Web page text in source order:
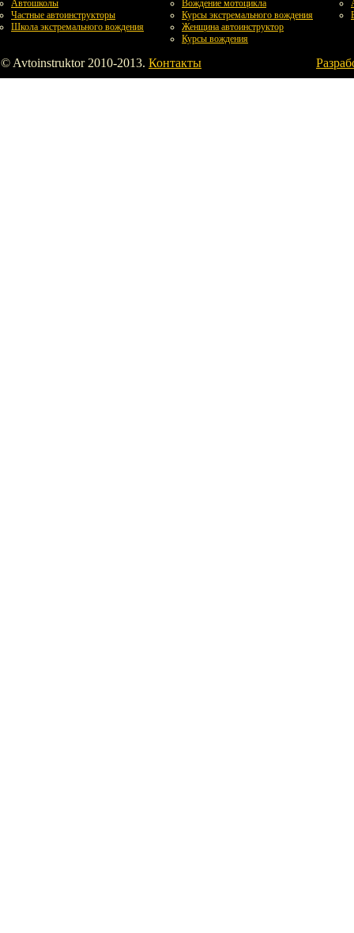
Автошколы
Частные автоинструкторы
Школа экстремального вождения
Вождение мотоцикла
Курсы экстремального вождения
Женщина автоинструктор
Курсы вождения
© Avtoinstruktor 2010-2013. Контакты